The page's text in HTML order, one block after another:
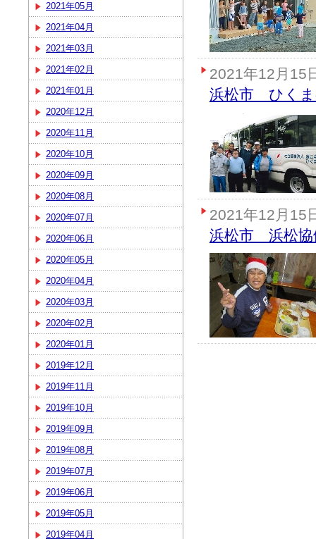
2021年05月
2021年04月
2021年03月
2021年02月
2021年01月
2020年12月
2020年11月
2020年10月
2020年09月
2020年08月
2020年07月
2020年06月
2020年05月
2020年04月
2020年03月
2020年02月
2020年01月
2019年12月
2019年11月
2019年10月
2019年09月
2019年08月
2019年07月
2019年06月
2019年05月
2019年04月
2021年12月15
浜松市 ひく
2021年12月15
浜松市 浜松協